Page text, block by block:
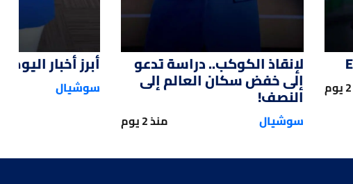
لإنقاذ الكوكب.. دراسة تدعو
إلى خفض سكان العالم إلى
النصف!
سوشيال منذ 2 يوم
أبرز أخبار اليوم
سوشيال